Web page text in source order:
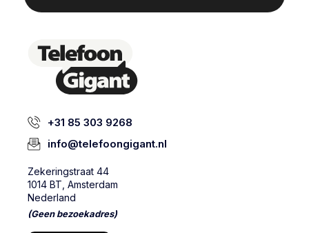
+31 85 303 9268
info@telefoongigant.nl
Zekeringstraat 44
1014 BT, Amsterdam
Nederland
(Geen bezoekadres)